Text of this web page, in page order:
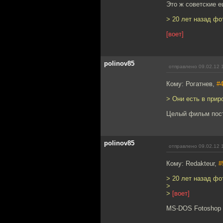
Это ж советские
> 20 лет назад
[воет]
polinov85 отправлено 09.02.12
Кому: Рогатнев, #4
> Они есть в
Целый фильм
polinov85 отправлено 09.02.12
Кому: Redakteur,
> 20 лет назад
>
> [воет]
MS-DOS Fotoshop